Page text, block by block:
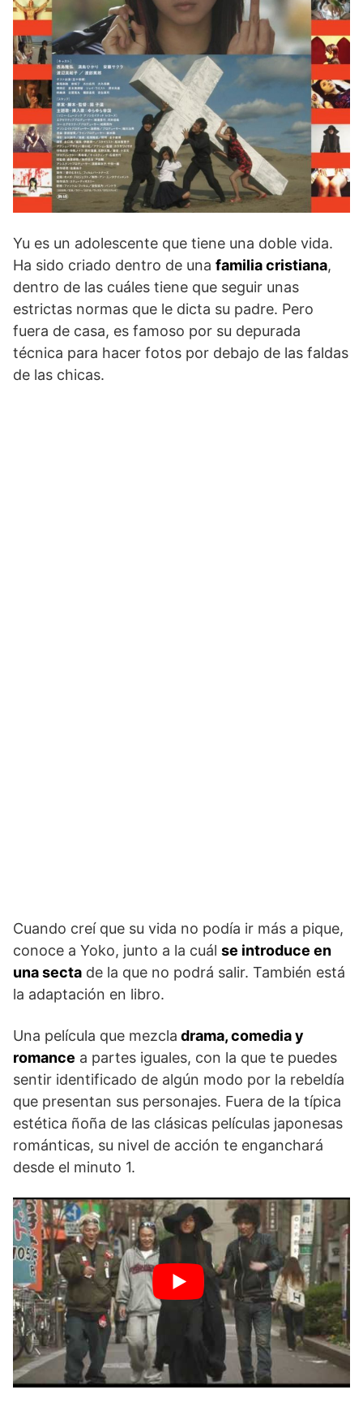
Yu es un adolescente que tiene una doble vida.
Ha sido criado dentro de una familia cristiana,
dentro de las cuáles tiene que seguir unas
estrictas normas que le dicta su padre. Pero
fuera de casa, es famoso por su depurada
técnica para hacer fotos por debajo de las faldas
de las chicas.
Cuando creí que su vida no podía ir más a pique,
conoce a Yoko, junto a la cuál se introduce en
una secta de la que no podrá salir. También está
la adaptación en libro.
Una película que mezcla drama, comedia y
romance a partes iguales, con la que te puedes
sentir identificado de algún modo por la rebeldía
que presentan sus personajes. Fuera de la típica
estética ñoña de las clásicas películas japonesas
románticas, su nivel de acción te enganchará
desde el minuto 1.